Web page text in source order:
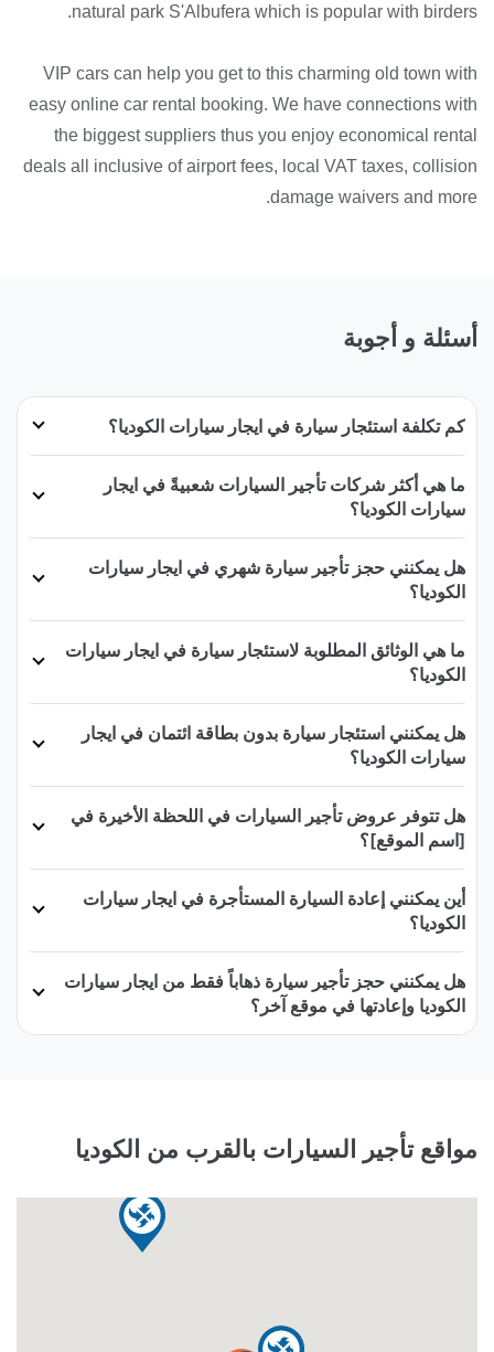
natural park S'Albufera which is popular with birders.
VIP cars can help you get to this charming old town with
easy online car rental booking. We have connections with
the biggest suppliers thus you enjoy economical rental
deals all inclusive of airport fees, local VAT taxes, collision
damage waivers and more.
أسئلة و أجوبة
كم تكلفة استئجار سيارة في ايجار سيارات الكوديا؟
ما هي أكثر شركات تأجير السيارات شعبيةً في ايجار
سيارات الكوديا؟
هل يمكنني حجز تأجير سيارة شهري في ايجار سيارات
الكوديا؟
ما هي الوثائق المطلوبة لاستئجار سيارة في ايجار سيارات
الكوديا؟
هل يمكنني استئجار سيارة بدون بطاقة ائتمان في ايجار
سيارات الكوديا؟
هل تتوفر عروض تأجير السيارات في اللحظة الأخيرة في
[اسم الموقع]؟
أين يمكنني إعادة السيارة المستأجرة في ايجار سيارات
الكوديا؟
هل يمكنني حجز تأجير سيارة ذهاباً فقط من ايجار سيارات
الكوديا وإعادتها في موقع آخر؟
مواقع تأجير السيارات بالقرب من الكوديا